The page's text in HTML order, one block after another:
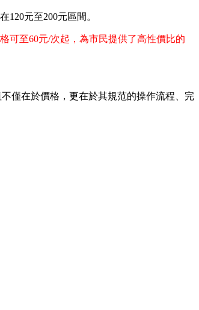
元至200元區間。
可至60元/次起，為市民提供了高性價比的
僅在於價格，更在於其規范的操作流程、完